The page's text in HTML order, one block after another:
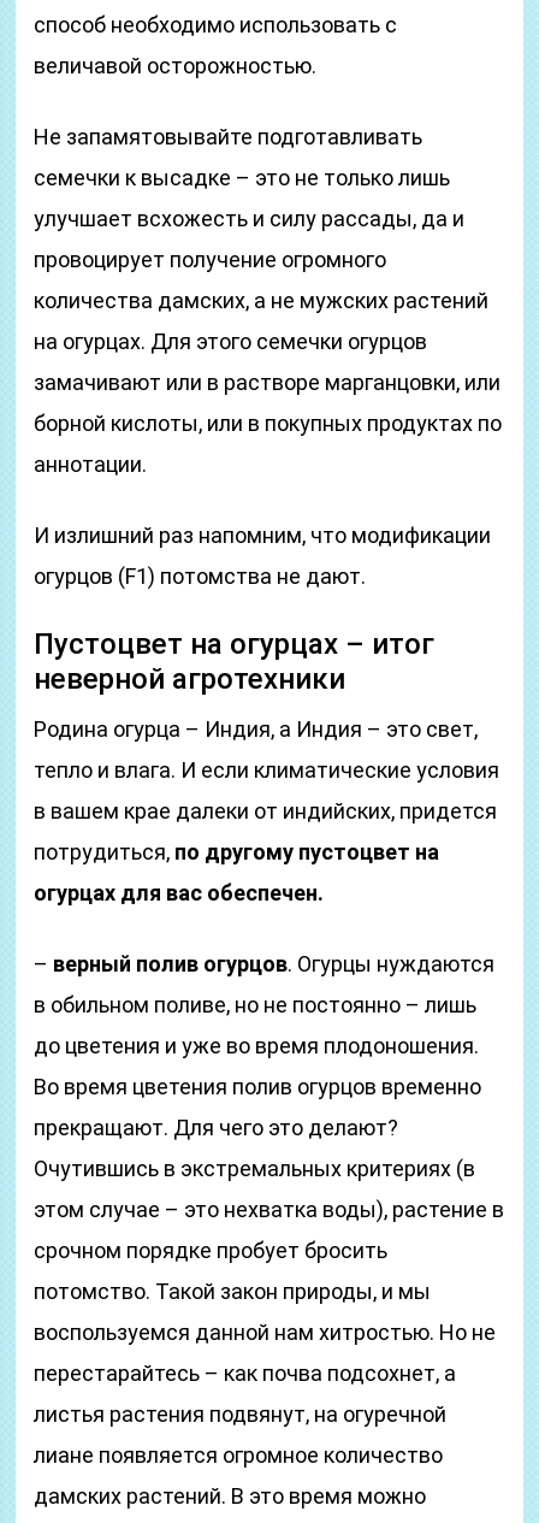
способ необходимо использовать с
величавой осторожностью.
Не запамятовывайте подготавливать
семечки к высадке – это не только лишь
улучшает всхожесть и силу рассады, да и
провоцирует получение огромного
количества дамских, а не мужских растений
на огурцах. Для этого семечки огурцов
замачивают или в растворе марганцовки, или
борной кислоты, или в покупных продуктах по
аннотации.
И излишний раз напомним, что модификации
огурцов (F1) потомства не дают.
Пустоцвет на огурцах – итог
неверной агротехники
Родина огурца – Индия, а Индия – это свет,
тепло и влага. И если климатические условия
в вашем крае далеки от индийских, придется
потрудиться, по другому пустоцвет на
огурцах для вас обеспечен.
– верный полив огурцов. Огурцы нуждаются
в обильном поливе, но не постоянно – лишь
до цветения и уже во время плодоношения.
Во время цветения полив огурцов временно
прекращают. Для чего это делают?
Очутившись в экстремальных критериях (в
этом случае – это нехватка воды), растение в
срочном порядке пробует бросить
потомство. Такой закон природы, и мы
воспользуемся данной нам хитростью. Но не
перестарайтесь – как почва подсохнет, а
листья растения подвянут, на огуречной
лиане появляется огромное количество
дамских растений. В это время можно